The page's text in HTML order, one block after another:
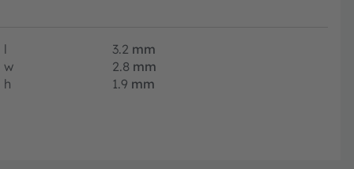
l 3.2 mm
w
2.8 mm
h
1.9 mm